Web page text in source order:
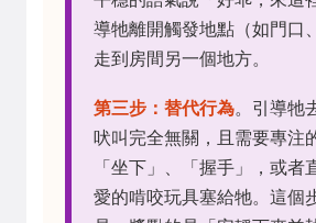
導牠離開觸發地點（如門口
走到房間另一個地方。
第三步：替代行為。引導牠
吠叫完全無關，且需要專注
「坐下」、「握手」，或者
愛的啃咬玩具塞給牠。這個